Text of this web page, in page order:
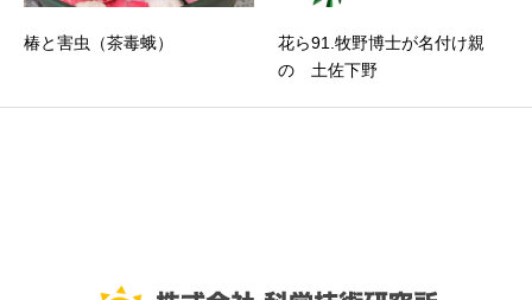
椿と害虫（茶毒蛾）
花ら91.牧野博士が名付け親
の 土佐下野